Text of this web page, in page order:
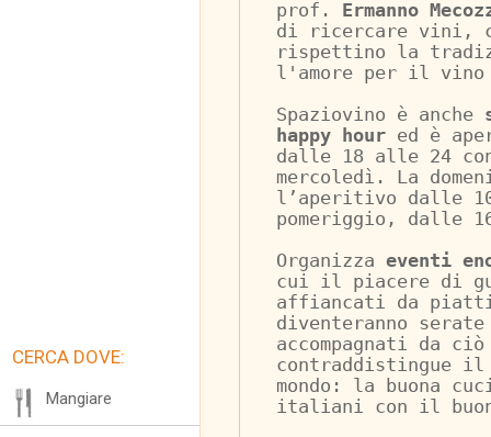
prof.
Ermanno
di ricercare vini,
rispettino la
l'amore per il vino
Spaziovino è anche
happy hour ed è
dalle 18 alle 24
mercoledì. La
l’aperitivo dalle
pomeriggio, dalle
Organizza eventi
cui il piacere di
affiancati da
diventeranno
accompagnati da
contraddistingue
mondo: la buona
italiani con il
CERCA DOVE:
Mangiare